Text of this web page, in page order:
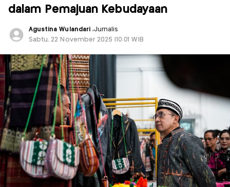
dalam Pemajuan Kebudayaan
Agustina Wulandari ,Jurnalis
Sabtu, 22 November 2025 |10:01 WIB